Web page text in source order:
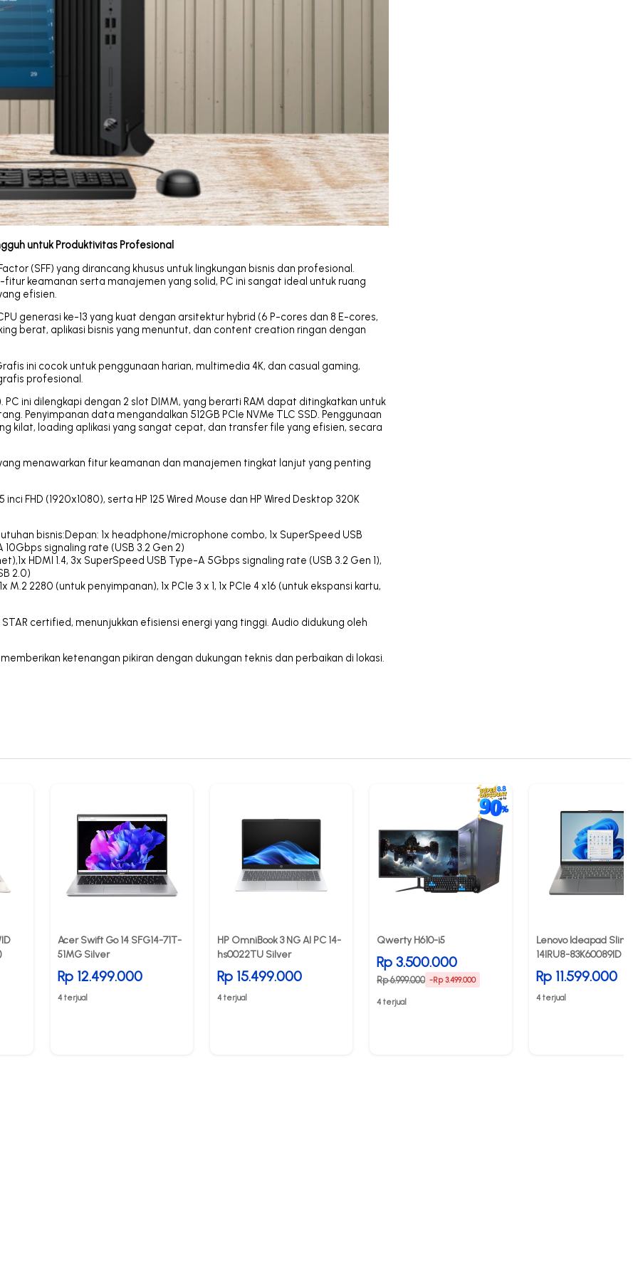
untuk Produktivitas Profesional
(SFF) yang dirancang khusus untuk lingkungan bisnis dan profesional.
keamanan serta manajemen yang solid, PC ini sangat ideal untuk ruang
efisien.
generasi ke-13 yang kuat dengan arsitektur hybrid (6 P-cores dan 8 E-cores,
berat, aplikasi bisnis yang menuntut, dan content creation ringan dengan
ini cocok untuk penggunaan harian, multimedia 4K, dan casual gaming,
profesional.
PC ini dilengkapi dengan 2 slot DIMM, yang berarti RAM dapat ditingkatkan untuk
Penyimpanan data mengandalkan 512GB PCIe NVMe TLC SSD. Penggunaan
kilat, loading aplikasi yang sangat cepat, dan transfer file yang efisien, secara
menawarkan fitur keamanan dan manajemen tingkat lanjut yang penting
FHD (1920x1080), serta HP 125 Wired Mouse dan HP Wired Desktop 320K
bisnis:Depan: 1x headphone/microphone combo, 1x SuperSpeed USB
signaling rate (USB 3.2 Gen 2)
HDMI 1.4, 3x SuperSpeed USB Type-A 5Gbps signaling rate (USB 3.2 Gen 1),
2.0)
2280 (untuk penyimpanan), 1x PCIe 3 x 1, 1x PCIe 4 x16 (untuk ekspansi kartu,
certified, menunjukkan efisiensi energi yang tinggi. Audio didukung oleh
ketenangan pikiran dengan dukungan teknis dan perbaikan di lokasi.
Acer Swift Go 14 SFG14-71T-
51MG Silver
Rp 12.499.000
4 terjual
HP OmniBook 3 NG AI PC 14-
hs0022TU Silver
Rp 15.499.000
4 terjual
Qwerty H610-i5
Rp 3.500.000
Rp 6.999.000 -Rp 3.499.000
4 terjual
Lenovo Ideapad Slim 3
14IRU8-83K60089ID
Grey
Rp 11.599.000
4 terjual